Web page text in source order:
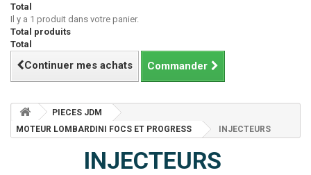
Total
Il y a 1 produit dans votre panier.
Total produits
Total
Continuer mes achats Commander
PIECES JDM
MOTEUR LOMBARDINI FOCS ET PROGRESS
INJECTEURS
INJECTEURS